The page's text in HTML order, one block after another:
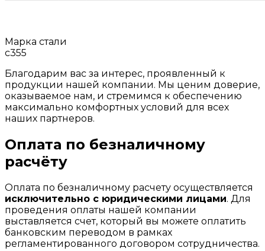
Марка стали
с355
Благодарим вас за интерес, проявленный к
продукции нашей компании. Мы ценим доверие,
оказываемое нам, и стремимся к обеспечению
максимально комфортных условий для всех
наших партнеров.
Оплата по безналичному
расчёту
Оплата по безналичному расчету осуществляется
исключительно с юридическими лицами. Для
проведения оплаты нашей компании
выставляется счет, который вы можете оплатить
банковским переводом в рамках
регламентированного договором сотрудничества.